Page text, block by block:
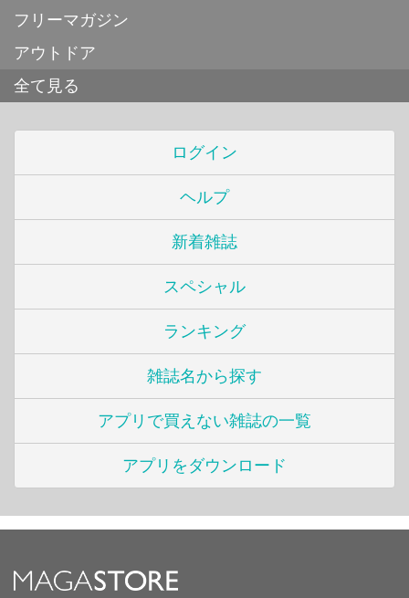
フリーマガジン
アウトドア
全て見る
ログイン
ヘルプ
新着雑誌
スペシャル
ランキング
雑誌名から探す
アプリで買えない雑誌の一覧
アプリをダウンロード